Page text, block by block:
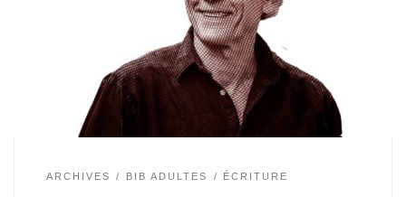
15H30 – 18H Martin Ryelandt propose des temps d’écriture
sur un thème tiré de ses deux derniers livres, tel que le
ARCHIVES BIB ADULTES ÉCRITURE